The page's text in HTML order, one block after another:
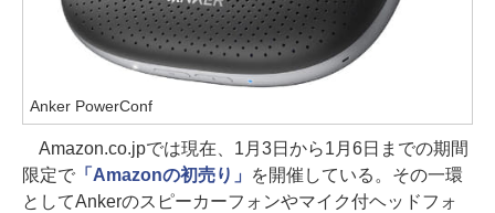
Anker PowerConf
Amazon.co.jpでは現在、1月3日から1月6日までの期間
限定で「Amazonの初売り」
を開催している。その一環
としてAnkerのスピーカーフォンやマイク付ヘッドフォ